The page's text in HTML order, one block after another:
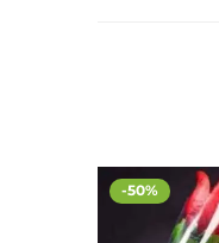
-50%